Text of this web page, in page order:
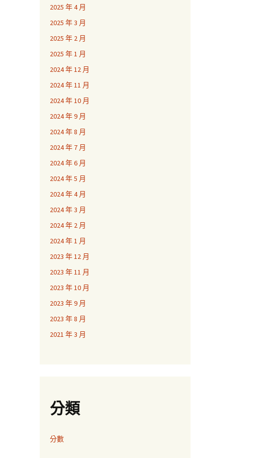
2025 年 4 月
2025 年 3 月
2025 年 2 月
2025 年 1 月
2024 年 12 月
2024 年 11 月
2024 年 10 月
2024 年 9 月
2024 年 8 月
2024 年 7 月
2024 年 6 月
2024 年 5 月
2024 年 4 月
2024 年 3 月
2024 年 2 月
2024 年 1 月
2023 年 12 月
2023 年 11 月
2023 年 10 月
2023 年 9 月
2023 年 8 月
2021 年 3 月
分類
分數